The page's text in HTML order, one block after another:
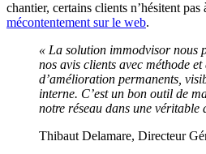
chantier, certains clients n’hésitent pas
mécontentement sur le web.
« La solution immodvisor nous
nos avis clients avec méthode et
d’amélioration permanents,
interne. C’est un bon outil de
notre réseau dans une véritable
Thibaut Delamare, Directeur